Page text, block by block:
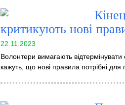
критикують нові
22.11.2023
Волонтери вимагають
кажуть, що нові правила потрібні для